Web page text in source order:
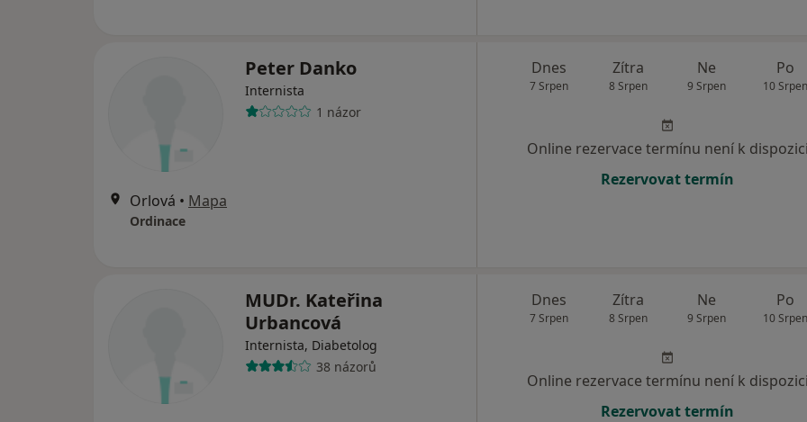
Peter Danko
Internista
1 názor
Orlová • Mapa
Ordinace
Dnes
7 Srpen
Zítra
8 Srpen
Ne
9 Srpen
Po
10 Srpen
Online rezervace termínu není k dispozici
Rezervovat termín
MUDr. Kateřina
Urbancová
Internista, Diabetolog
38 názorů
Dnes
7 Srpen
Zítra
8 Srpen
Ne
9 Srpen
Po
10 Srpen
Online rezervace termínu není k dispozici
Rezervovat termín